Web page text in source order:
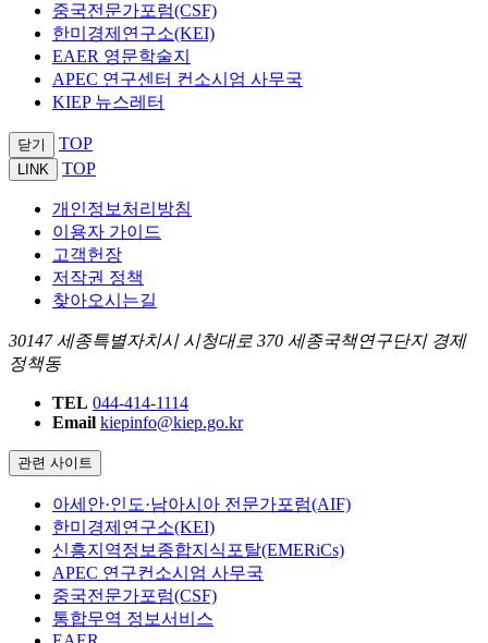
중국전문가포럼(CSF)
한미경제연구소(KEI)
EAER 영문학술지
APEC 연구센터 컨소시엄 사무국
KIEP 뉴스레터
닫기 TOP
LINK TOP
개인정보처리방침
이용자 가이드
고객헌장
저작권 정책
찾아오시는길
30147 세종특별자치시 시청대로 370 세종국책연구단지 경제
정책동
TEL 044-414-1114
Email kiepinfo@kiep.go.kr
관련 사이트
아세안·인도·남아시아 전문가포럼(AIF)
한미경제연구소(KEI)
신흥지역정보종합지식포탈(EMERiCs)
APEC 연구컨소시엄 사무국
중국전문가포럼(CSF)
통합무역 정보서비스